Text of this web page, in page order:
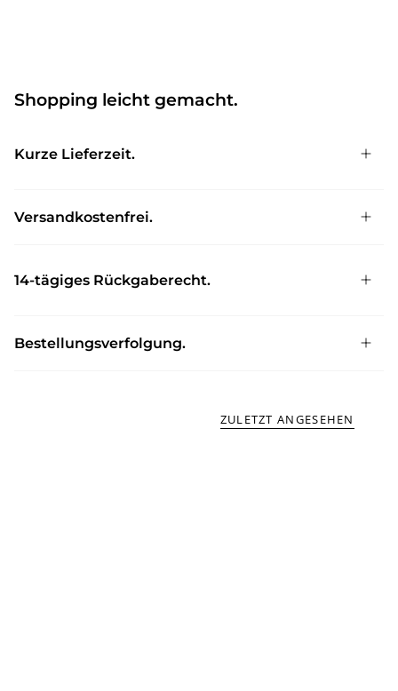
Shopping leicht gemacht.
Kurze Lieferzeit.
Versandkostenfrei.
14-tägiges Rückgaberecht.
Bestellungsverfolgung.
ZULETZT ANGESEHEN